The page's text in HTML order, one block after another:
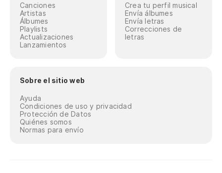
Canciones
Artistas
Álbumes
Playlists
Actualizaciones
Lanzamientos
Crea tu perfil musical
Envía álbumes
Envía letras
Correcciones de
letras
Sobre el sitio web
Ayuda
Condiciones de uso y privacidad
Protección de Datos
Quiénes somos
Normas para envío